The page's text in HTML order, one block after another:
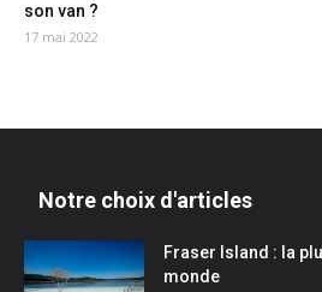
son van ?
17 mai 2022
Notre choix d'articles
Fraser Island : la
monde